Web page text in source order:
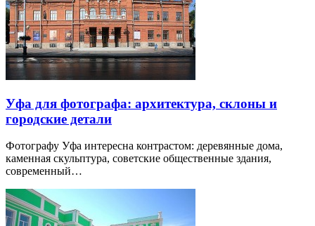
Уфа для фотографа: архитектура, склоны и
городские детали
Фотографу Уфа интересна контрастом: деревянные дома,
каменная скульптура, советские общественные здания,
современный…